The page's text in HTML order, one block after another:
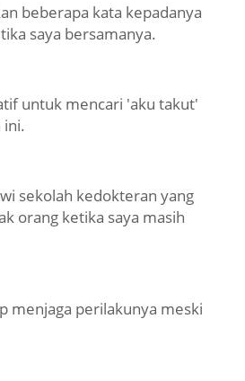
beberapa kata kepadanya
saya bersamanya.
untuk mencari 'aku takut'
ini.
sekolah kedokteran yang
orang ketika saya masih
menjaga perilakunya meski